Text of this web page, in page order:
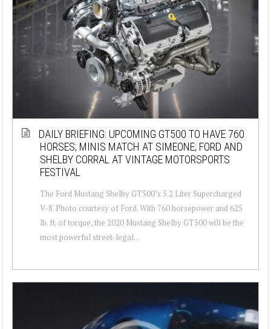
DAILY BRIEFING: UPCOMING GT500 TO HAVE 760
HORSES; MINIS MATCH AT SIMEONE; FORD AND
SHELBY CORRAL AT VINTAGE MOTORSPORTS
FESTIVAL
The Ford Mustang Shelby GT500’s 5.2 Liter Supercharged
V-8. Photo courtesy of Ford. With 760 horsepower and 625
lb. ft. of torque, the 2020 Mustang Shelby GT500 will be the
most powerful street-legal...